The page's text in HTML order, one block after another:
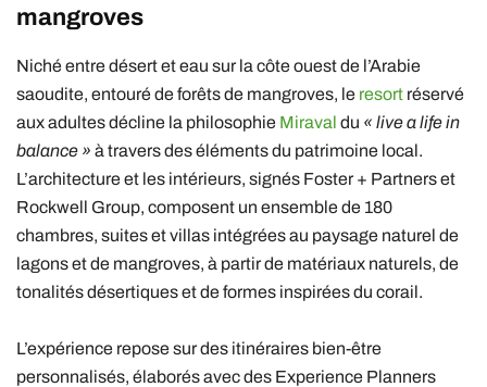
mangroves
Niché entre désert et eau sur la côte ouest de l’Arabie
saoudite, entouré de forêts de mangroves, le resort réservé
aux adultes décline la philosophie Miraval du « live a life in
balance » à travers des éléments du patrimoine local.
L’architecture et les intérieurs, signés Foster + Partners et
Rockwell Group, composent un ensemble de 180
chambres, suites et villas intégrées au paysage naturel de
lagons et de mangroves, à partir de matériaux naturels, de
tonalités désertiques et de formes inspirées du corail.
L’expérience repose sur des itinéraires bien-être
personnalisés, élaborés avec des Experience Planners